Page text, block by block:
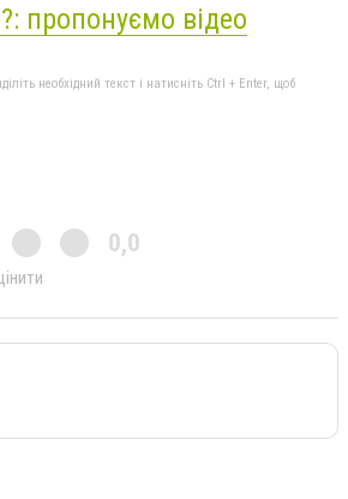
пропонуємо відео
необхідний текст і натисніть Ctrl + Enter, щоб
0,0